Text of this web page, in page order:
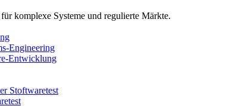
komplexe Systeme und regulierte Märkte.
Engineering
Entwicklung
Stoftwaretest